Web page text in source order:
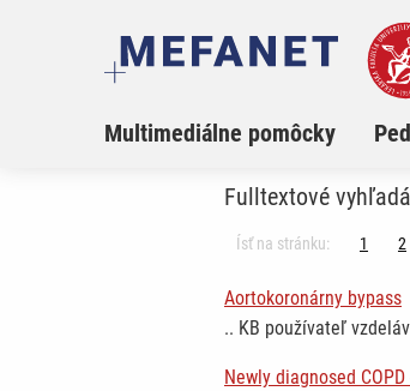
Multimediálne pomôcky
Fulltextové
Ísť na stránku: 1 2
Aortokoronárny bypass
.. KB používateľ
Newly diagnosed